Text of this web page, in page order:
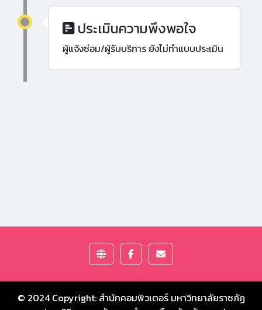
ประเมินความพึงพอใจ
ผู้แจ้งซ่อม/ผู้รับบริการ ยังไม่ทำแบบประเมิน
© 2024 Copyright: สำนักคอมพิวเตอร์ มหาวิทยาลัยราชภัฏ